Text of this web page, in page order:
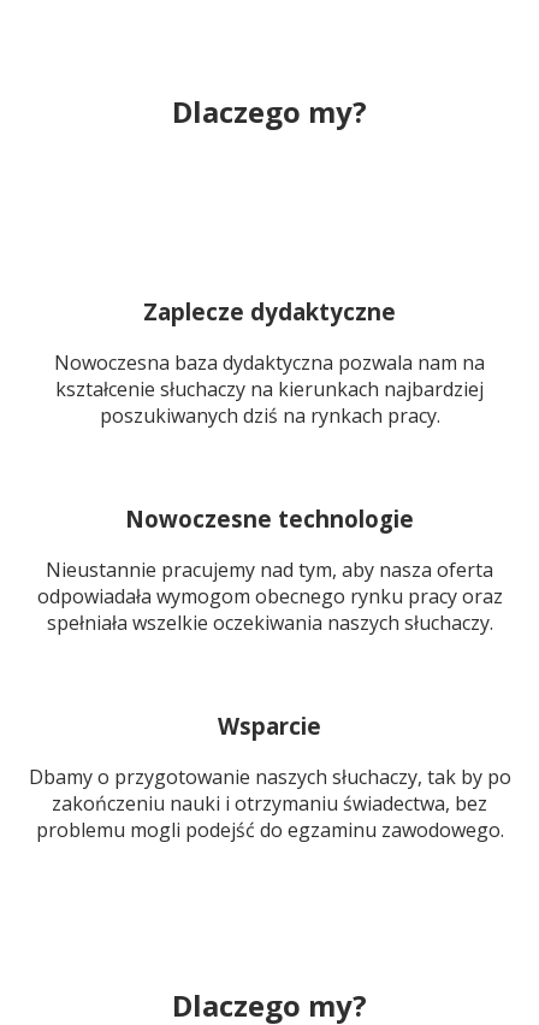
Dlaczego my?
Zaplecze dydaktyczne
Nowoczesna baza dydaktyczna pozwala nam na
kształcenie słuchaczy na kierunkach najbardziej
poszukiwanych dziś na rynkach pracy.
Nowoczesne technologie
Nieustannie pracujemy nad tym, aby nasza oferta
odpowiadała wymogom obecnego rynku pracy oraz
spełniała wszelkie oczekiwania naszych słuchaczy.
Wsparcie
Dbamy o przygotowanie naszych słuchaczy, tak by po
zakończeniu nauki i otrzymaniu świadectwa, bez
problemu mogli podejść do egzaminu zawodowego.
Dlaczego my?